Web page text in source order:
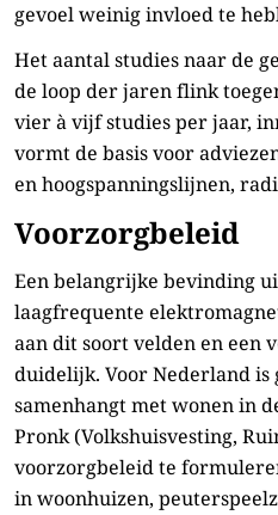
gevoel weinig invloed te
Het aantal studies naar de
de loop der jaren flink
vier à vijf studies per jaar,
vormt de basis voor
en hoogspanningslijnen,
Voorzorgbeleid
Een belangrijke bevinding
laagfrequente
aan dit soort velden en een
duidelijk. Voor Nederland
samenhangt met wonen in
Pronk (Volkshuisvesting,
voorzorgbeleid te
in woonhuizen,